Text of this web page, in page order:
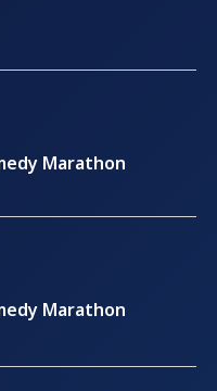
Marathon
Marathon